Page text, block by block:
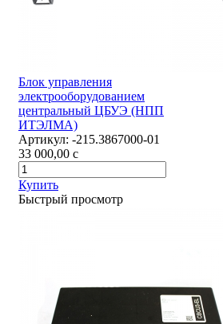
Блок управления
электрооборудованием
центральный ЦБУЭ (НПП
ИТЭЛМА)
Артикул: -215.3867000-01
33 000,00 c
Купить
Быстрый просмотр